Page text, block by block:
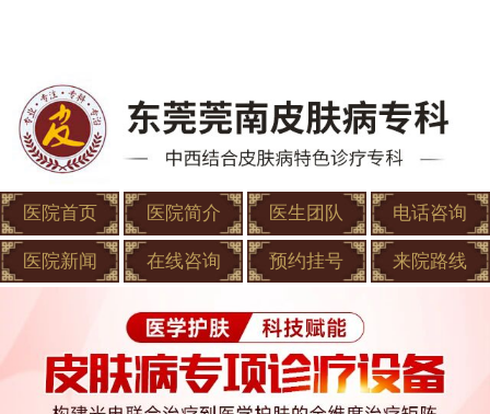
医院首页 医院简介 医生团队 电话咨询
医院新闻 在线咨询 预约挂号 来院路线